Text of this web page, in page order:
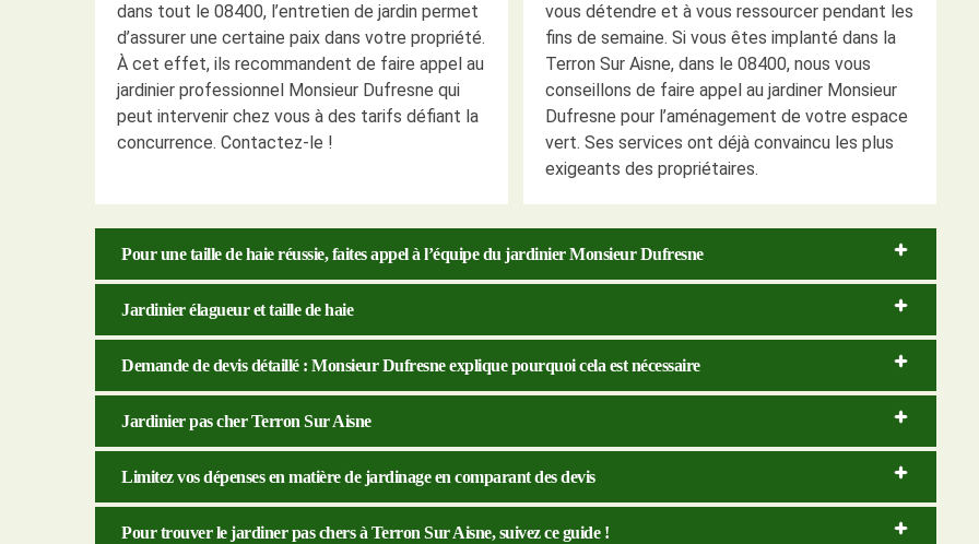
dans tout le 08400, l’entretien de jardin permet
d’assurer une certaine paix dans votre propriété.
À cet effet, ils recommandent de faire appel au
jardinier professionnel Monsieur Dufresne qui
peut intervenir chez vous à des tarifs défiant la
concurrence. Contactez-le !
vous détendre et à vous ressourcer pendant les
fins de semaine. Si vous êtes implanté dans la
Terron Sur Aisne, dans le 08400, nous vous
conseillons de faire appel au jardiner Monsieur
Dufresne pour l’aménagement de votre espace
vert. Ses services ont déjà convaincu les plus
exigeants des propriétaires.
Pour une taille de haie réussie, faites appel à l’équipe du jardinier Monsieur Dufresne
Jardinier élagueur et taille de haie
Demande de devis détaillé : Monsieur Dufresne explique pourquoi cela est nécessaire
Jardinier pas cher Terron Sur Aisne
Limitez vos dépenses en matière de jardinage en comparant des devis
Pour trouver le jardiner pas chers à Terron Sur Aisne, suivez ce guide !